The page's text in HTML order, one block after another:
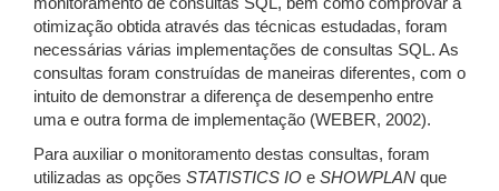
otimização obtida através das técnicas estudadas, foram
necessárias várias implementações de consultas SQL. As
consultas foram construídas de maneiras diferentes, com o
intuito de demonstrar a diferença de desempenho entre
uma e outra forma de implementação (WEBER, 2002).
Para auxiliar o monitoramento destas consultas, foram
utilizadas as opções STATISTICS IO e SHOWPLAN que